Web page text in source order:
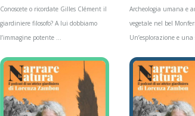
Conoscete o ricordate Gilles Clément il
giardiniere filosofo? A lui dobbiamo
l’immagine potente ...
Archeologia umana e
vegetale nel bel
Un’esplorazione e